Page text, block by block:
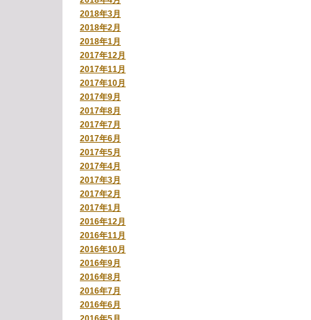
2018年3月
2018年2月
2018年1月
2017年12月
2017年11月
2017年10月
2017年9月
2017年8月
2017年7月
2017年6月
2017年5月
2017年4月
2017年3月
2017年2月
2017年1月
2016年12月
2016年11月
2016年10月
2016年9月
2016年8月
2016年7月
2016年6月